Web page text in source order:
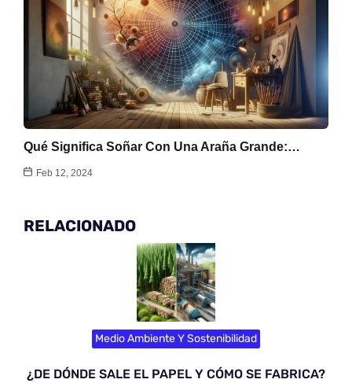
Qué Significa Soñar Con Una Araña Grande:…
Feb 12, 2024
RELACIONADO
Medio Ambiente Y Sostenibilidad
¿DE DÓNDE SALE EL PAPEL Y CÓMO SE FABRICA?